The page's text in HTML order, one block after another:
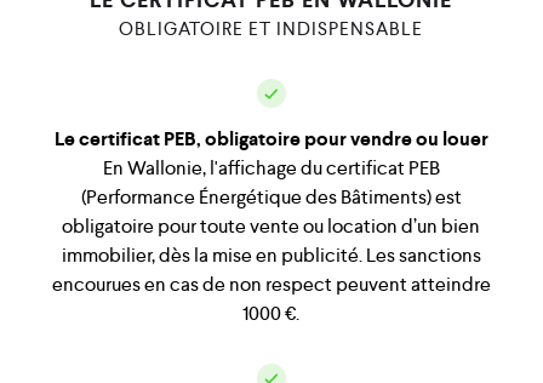
OBLIGATOIRE ET INDISPENSABLE
Le certificat PEB, obligatoire pour vendre ou louer
En Wallonie, l'affichage du certificat PEB
(Performance Énergétique des Bâtiments) est
obligatoire pour toute vente ou location d’un bien
immobilier, dès la mise en publicité. Les sanctions
encourues en cas de non respect peuvent atteindre
1000 €.